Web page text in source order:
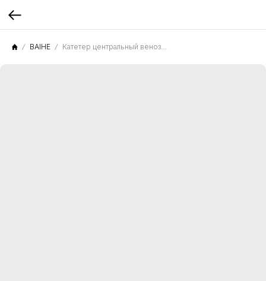
BAIHE Катетер центральный венозный FV-2726